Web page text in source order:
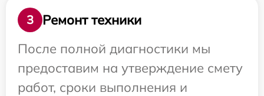
3
Ремонт техники
После полной диагностики мы
предоставим на утверждение смету
работ, сроки выполнения и